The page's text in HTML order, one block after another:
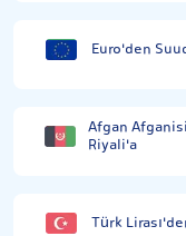
Euro'den
Afgan
Riyali'a
Türk